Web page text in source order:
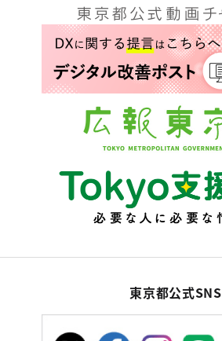
東京都公式SNS